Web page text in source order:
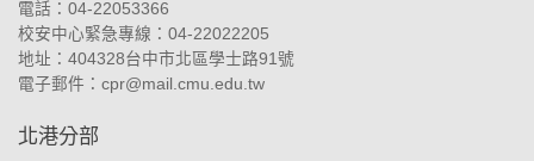
電話：04-22053366
校安中心緊急專線：04-22022205
地址： 404328台中市北區學士路91號
電子郵件： cpr@mail.cmu.edu.tw
北港分部